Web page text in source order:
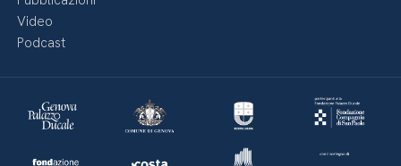
Video
Podcast